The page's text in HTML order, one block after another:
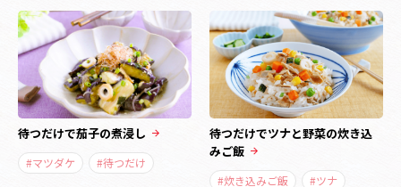
待つだけで茄子の煮浸し
#マツダケ #待つだけ
待つだけでツナと野菜の炊き込
みご飯
#炊き込みご飯 #ツナ